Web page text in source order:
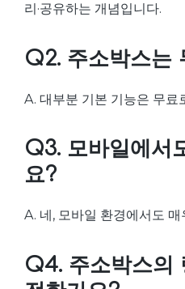
리·공유하는 개념입니다.
Q2. 주소박스는
A. 대부분 기본 기능은 무료
Q3. 모바일에서
요?
A. 네, 모바일 환경에서도 매
Q4. 주소박스의